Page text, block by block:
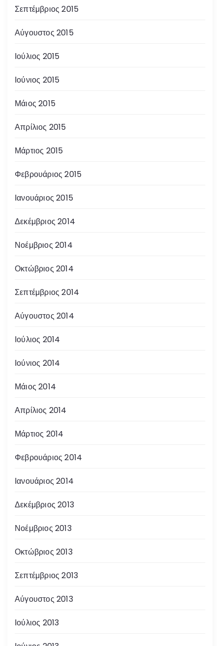
Σεπτέμβριος 2015
Αύγουστος 2015
Ιούλιος 2015
Ιούνιος 2015
Μάιος 2015
Απρίλιος 2015
Μάρτιος 2015
Φεβρουάριος 2015
Ιανουάριος 2015
Δεκέμβριος 2014
Νοέμβριος 2014
Οκτώβριος 2014
Σεπτέμβριος 2014
Αύγουστος 2014
Ιούλιος 2014
Ιούνιος 2014
Μάιος 2014
Απρίλιος 2014
Μάρτιος 2014
Φεβρουάριος 2014
Ιανουάριος 2014
Δεκέμβριος 2013
Νοέμβριος 2013
Οκτώβριος 2013
Σεπτέμβριος 2013
Αύγουστος 2013
Ιούλιος 2013